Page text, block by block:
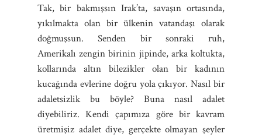
Tak, bir bakmışsın Irak’ta, savaşın ortasında,
yıkılmakta olan bir ülkenin vatandaşı olarak
doğmuşsun. Senden bir sonraki ruh,
Amerikalı zengin birinin jipinde, arka koltukta,
kollarında altın bilezikler olan bir kadının
kucağında evlerine doğru yola çıkıyor. Nasıl bir
adaletsizlik bu böyle? Buna nasıl adalet
diyebiliriz. Kendi çapımıza göre bir kavram
üretmişiz adalet diye, gerçekte olmayan şeyler